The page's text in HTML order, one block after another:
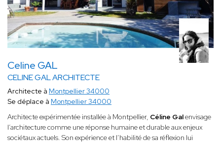
Celine GAL
CELINE GAL ARCHITECTE
Architecte à Montpellier 34000
Se déplace à Montpellier 34000
Architecte expérimentée installée à Montpellier, Céline Galenvisage
l’architecture comme une réponse humaine et durable aux enjeux
sociétaux actuels. Son expérience et l’habilité de sa réflexion lui